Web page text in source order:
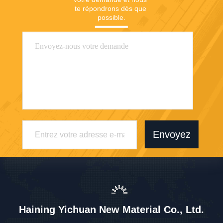
te répondrons dès que
possible.
Envoyez
Haining Yichuan New Material Co., Ltd.